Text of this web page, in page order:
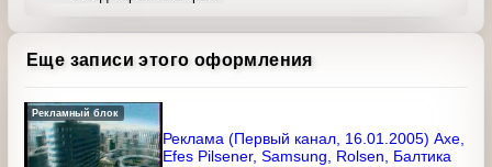
Вход через Телеграм
Еще записи этого оформления